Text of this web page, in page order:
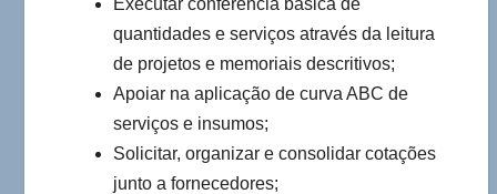
Executar conferência básica de
quantidades e serviços através da leitura
de projetos e memoriais descritivos;
Apoiar na aplicação de curva ABC de
serviços e insumos;
Solicitar, organizar e consolidar cotações
junto a fornecedores;